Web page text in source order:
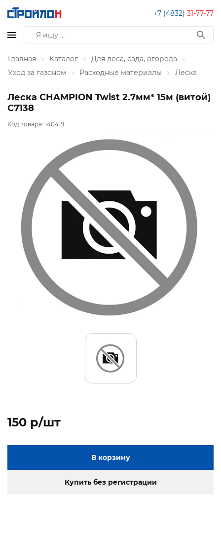
+7 (4832) 31-77-77
Главная Каталог
Для леса, сада, огорода
Уход за газоном
Расходные материалы Леска
Леска CHAMPION Twist 2.7мм* 15м (витой)
C7138
Код товара: 140419
150 p/шт
В корзину
Купить без регистрации